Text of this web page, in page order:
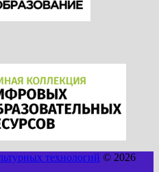
технологий © 2026